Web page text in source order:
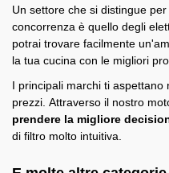
Un settore che si distingue
concorrenza è quello degli
potrai trovare facilmente
la tua cucina con le migliori
I principali marchi ti aspettano
prezzi. Attraverso il nostro
prendere la migliore
di filtro molto intuitiva.